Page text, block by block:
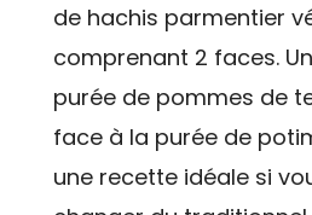
de hachis parmentier
comprenant 2 faces.
purée de pommes de
face à la purée de
une recette idéale si